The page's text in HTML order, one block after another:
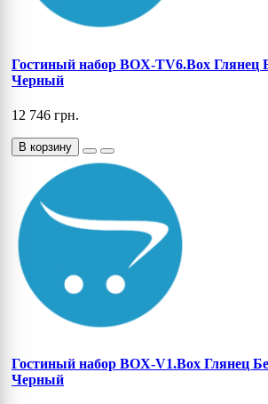
Гостиный набор BOX-TV6.Box Глянец
Черный
12 746 грн.
В корзину
Гостиный набор BOX-V1.Box Глянец
Черный